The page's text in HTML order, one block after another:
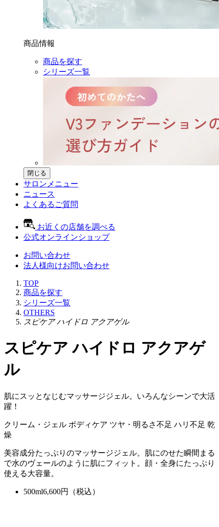
商品情報
商品を探す
シリーズ一覧
閉じる
サロンメニュー
ニュース
よくあるご質問
お近くの店舗を調べる
公式オンラインショップ
お問い合わせ
法人様向けお問い合わせ
TOP
商品を探す
シリーズ一覧
OTHERS
スピケア ハイドロ アクアゲル
スピケア ハイドロ アクアゲ
ル
肌にスッとなじむマッサージジェル。いろんなシーンで大活
躍！
クリーム・ジェル ボディケア ツヤ・明るさ不足 ハリ不足 乾
燥
美容成分たっぷりのマッサージジェル。肌にのせた瞬間まる
で水のヴェールのように肌にフィット。顔・全身にたっぷり
使える大容量。
500ml6,600円（税込）